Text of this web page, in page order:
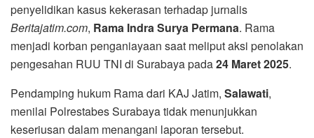
penyelidikan kasus kekerasan terhadap jurnalis
Beritajatim.com, Rama Indra Surya Permana. Rama
menjadi korban penganiayaan saat meliput aksi penolakan
pengesahan RUU TNI di Surabaya pada24 Maret 2025.
Pendamping hukum Rama dari KAJ Jatim, Salawati,
menilai Polrestabes Surabaya tidak menunjukkan
keseriusan dalam menangani laporan tersebut.